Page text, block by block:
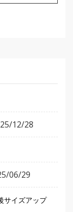
12/28
06/29
サイズアップ